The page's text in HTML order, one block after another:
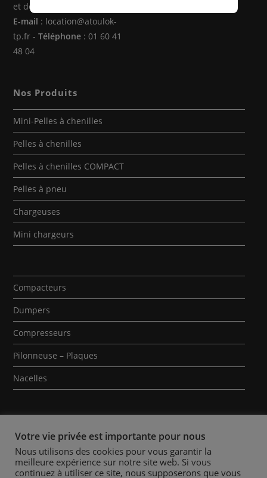
et de 14h00 à 18h00
E-mail : location@atoulok-
tp.fr -Téléphone : 01 60 41
48 04
Nos Produits
Mini-Pelles à chenilles
Pelles à chenilles
Pelles à chenilles COMPACT
Pelles à pneu
Chargeuses
Mini chargeurs
Compacteurs
Dumpers
Compresseurs
Pilonneuse – Plaques
Nacelles
Qui sommes-nous ? Contact Mentions Légales
Votre vie privée est importante pour nous
Nous utilisons des cookies pour vous garantir la
meilleure expérience sur notre site web. Si vous
continuez à utiliser ce site, nous supposerons que vous